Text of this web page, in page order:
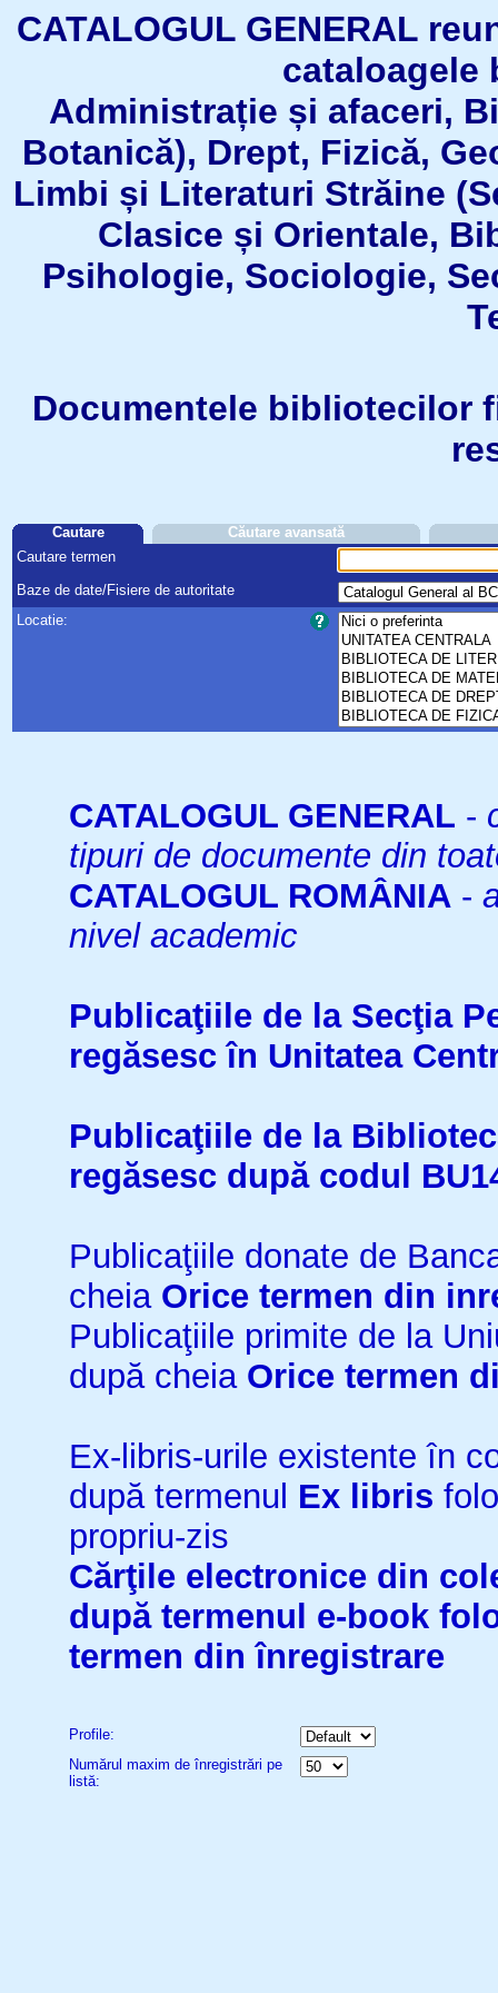
CATALOGUL GENERAL
Administrație și afaceri,
Botanică), Drept, Fizică,
Limbi și Literaturi Străine
Clasice și Orientale,
Psihologie, Sociologie,
Documentele bibliotecilor
Cautare
Căutare avansată
Cautare termen
Baze de date/Fisiere de autoritate
Locatie:
CATALOGUL GENERAL -
tipuri de documente din
CATALOGUL ROMÂNIA -
nivel academic
Publicaţiile de la Secţia
regăsesc în Unitatea
Publicaţiile de la
regăsesc după codul
Publicaţiile donate de
cheia Orice termen din
Publicaţiile primite de la
după cheia Orice termen
Ex-libris-urile existente în
după termenul Ex libris
propriu-zis
Cărţile electronice din
după termenul e-book
termen din înregistrare
Profile:
Numărul maxim de înregistrări pe
listă: